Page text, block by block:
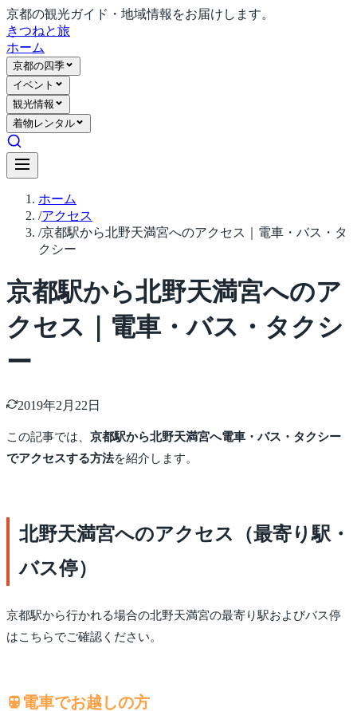
京都の観光ガイド・地域情報をお届けします。
きつねと旅
ホーム
京都の四季
イベント
観光情報
着物レンタル
ホーム
/アクセス
/京都駅から北野天満宮へのアクセス｜電車・バス・タ
クシー
京都駅から北野天満宮へのア
クセス｜電車・バス・タクシ
ー
2019年2月22日
この記事では、 京都駅から北野天満宮へ電車・バス・タクシー
でアクセスする方法を紹介します。
北野天満宮へのアクセス（最寄り駅・
バス停）
京都駅から行かれる場合の北野天満宮の最寄り駅およびバス停
はこちらでご確認ください。
電車でお越しの方